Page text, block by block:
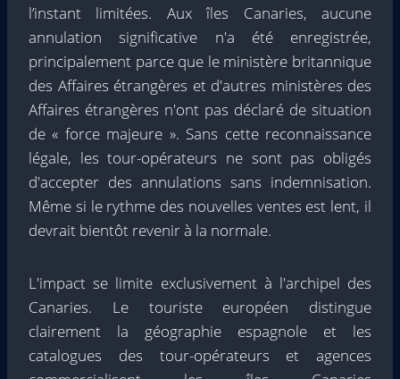
l’instant limitées. Aux îles Canaries, aucune
annulation significative n'a été enregistrée,
principalement parce que le ministère britannique
des Affaires étrangères et d'autres ministères des
Affaires étrangères n'ont pas déclaré de situation
de « force majeure ». Sans cette reconnaissance
légale, les tour-opérateurs ne sont pas obligés
d'accepter des annulations sans indemnisation.
Même si le rythme des nouvelles ventes est lent, il
devrait bientôt revenir à la normale.
L'impact se limite exclusivement à l'archipel des
Canaries. Le touriste européen distingue
clairement la géographie espagnole et les
catalogues des tour-opérateurs et agences